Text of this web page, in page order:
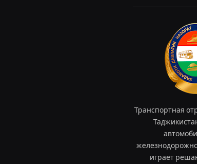
Транспортная
играет